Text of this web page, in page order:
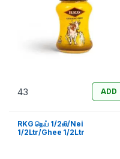
43 ADD
RKG நெய் 1/2லி/Nei
1/2Ltr/Ghee 1/2Ltr